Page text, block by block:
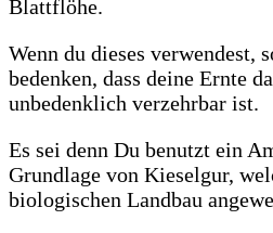
Blattflöhe.
Wenn du dieses verwendest,
bedenken, dass deine Ernte
unbedenklich verzehrbar ist.
Es sei denn Du benutzt ein
Grundlage von Kieselgur,
biologischen Landbau